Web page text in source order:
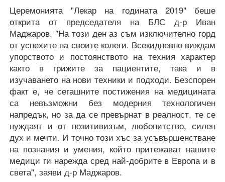
Церемонията "Лекар на годината 2019" беше
открита от председателя на БЛС д-р Иван
Маджаров. "На този ден аз съм изключително горд
от успехите на своите колеги. Всекидневно виждам
упорството и постоянството на техния характер
както в грижите за пациентите, така и в
изучаването на нови техники и подходи. Безспорен
факт е, че сегашните постижения на медицината
са невъзможни без модерния технологичен
напредък, но за да се превърнат в реалност, те се
нуждаят и от позитивизъм, любопитство, силен
дух и мечти. И точно този хъс за усъвършенстване
на познания и умения, който притежават нашите
медици ги нарежда сред най-добрите в Европа и в
света", заяви д-р Маджаров.